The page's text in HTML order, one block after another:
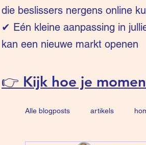
die beslissers nergens online
✔ Eén kleine aanpassing in
kan een nieuwe markt openen
👉 Kijk hoe je
Alle blogposts artikels